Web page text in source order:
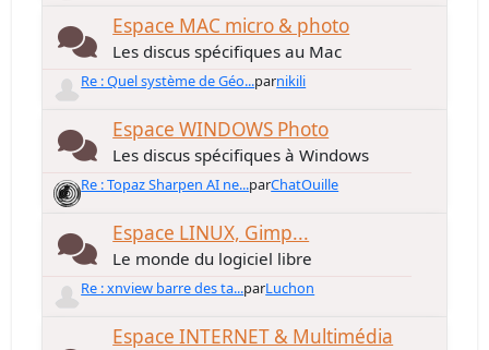
Espace MAC micro & photo
Les discus spécifiques au Mac
Re : Quel système de Géo...parnikili
Espace WINDOWS Photo
Les discus spécifiques à Windows
Re : Topaz Sharpen AI ne...parChatOuille
Espace LINUX, Gimp...
Le monde du logiciel libre
Re : xnview barre des ta...parLuchon
Espace INTERNET & Multimédia